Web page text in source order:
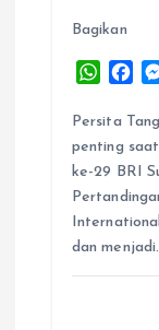
Bagikan
W
a
t
s
A
p
p
c
e
b
o
o
k
Persita
penting
ke-29 BRI
dan